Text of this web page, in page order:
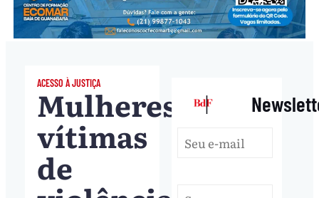
ACESSO À JUSTIÇA
Mulheres
vítimas
de
|